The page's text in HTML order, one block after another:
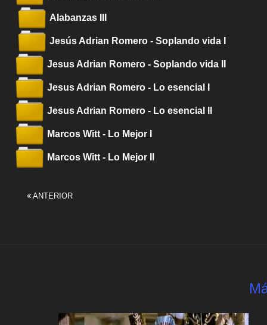
Alabanzas III
Jesús Adrian Romero - Soplando vida I
Jesus Adrian Romero - Soplando vida II
Jesus Adrian Romero - Lo esencial I
Jesus Adrian Romero - Lo esencial II
Marcos Witt - Lo Mejor I
Marcos Witt - Lo Mejor II
ANTERIOR